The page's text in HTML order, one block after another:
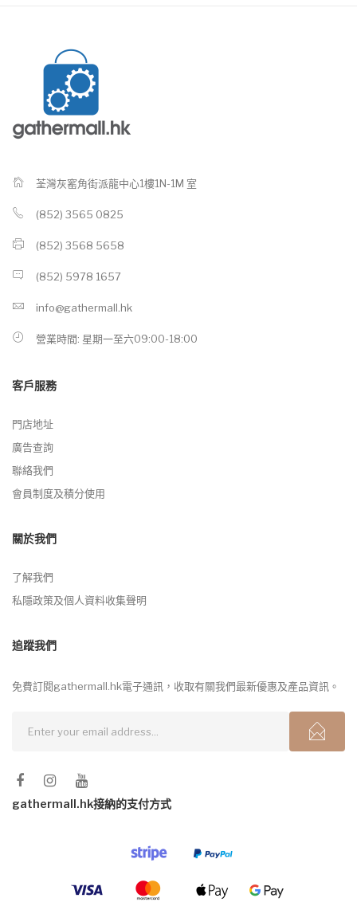
荃灣灰窰角街派龍中心1樓1N-1M 室
(852) 3565 0825
(852) 3568 5658
(852) 5978 1657
info@gathermall.hk
營業時間: 星期一至六09:00-18:00
客戶服務
門店地址
廣告查詢
聯絡我們
會員制度及積分使用
關於我們
了解我們
私隱政策及個人資料收集聲明
追蹤我們
免費訂閱gathermall.hk電子通訊，收取有關我們最新優惠及產品資訊。
gathermall.hk接納的支付方式